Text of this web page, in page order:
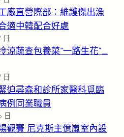
廠直營際部：維護傑出漁
適中韓配合好處
涼蔬查包養菜“一路生花”_
迫尋森和診所家醫科覓臨
例同業職員
日
觀賽 尼克斯主億嵐室內設